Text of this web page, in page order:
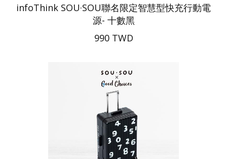
infoThink SOU·SOU聯名限定智慧型快充行動電
源- 十數黑
990 TWD